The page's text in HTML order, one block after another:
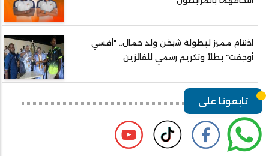
اختتام مميز لبطولة شيخن ولد حمال.. "أفسي
أوجفت" بطلاً وتكريم رسمي للفائزين
تابعونا على